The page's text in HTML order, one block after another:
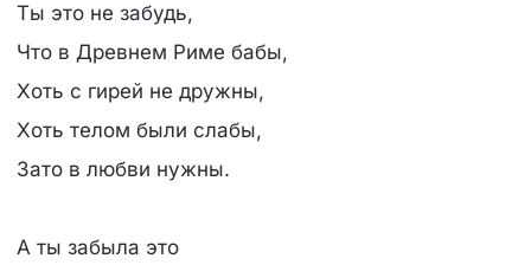
Ты это не забудь,
Что в Древнем Риме бабы,
Хоть с гирей не дружны,
Хоть телом были слабы,
Зато в любви нужны.
А ты забыла это